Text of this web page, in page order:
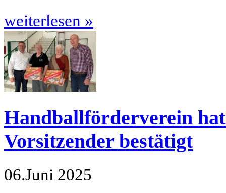
weiterlesen »
Handballförderverein
Vorsitzender bestätigt
06.Juni 2025